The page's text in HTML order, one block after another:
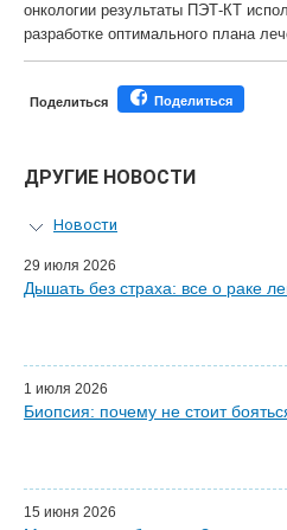
онкологии результаты ПЭТ-КТ
разработке оптимального плана
Поделиться Поделиться
ДРУГИЕ НОВОСТИ
Новости
Персональный гид
Мастер-классы для врачей
Наши партнеры
29 июля 2026
Дышать без страха: все о раке
1 июля 2026
Биопсия: почему не стоит
15 июня 2026